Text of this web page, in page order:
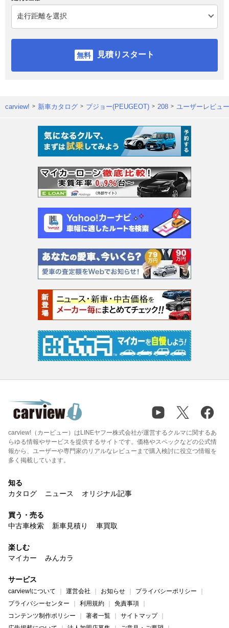
見積りスタート
carview! 新車カタログ プジョー(PEUGEOT) 208 ユーザーレビュ
carview!（カービュー）はLINEヤフー株式会社が運営するクルマに関するあ
らゆる情報やサービスを提供するサイトです。価格やスペックなどの公式情
報から、ユーザーや専門家のリアルなレビューまで購入検討に役立つ情報を
多く掲載しています。
知る
カタログ
ニュース オリジナル記事
買う・売る
中古車検索
新車見積り 車買取
楽しむ
マイカー
みんカラ
サービス
carview!について 運営会社 お知らせ
プライバシーポリシー
プライバシーセンター
利用規約
免責事項
コンテンツ制作ポリシー
著者一覧
サイトマップ